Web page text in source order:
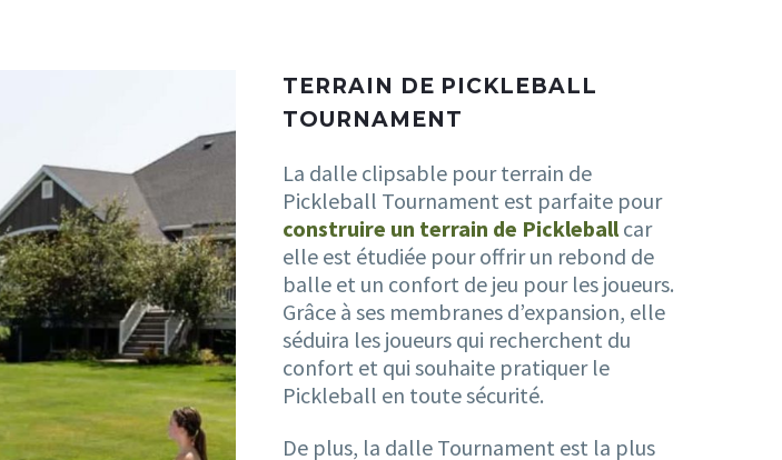
TERRAIN DE PICKLEBALL
TOURNAMENT
La dalle clipsable pour terrain de
Pickleball Tournament est parfaite pour
construire un terrain de Pickleballcar
elle est étudiée pour offrir un rebond de
balle et un confort de jeu pour les joueurs.
Grâce à ses membranes d’expansion, elle
séduira les joueurs qui recherchent du
confort et qui souhaite pratiquer le
Pickleball en toute sécurité.
De plus, la dalle Tournament est la plus